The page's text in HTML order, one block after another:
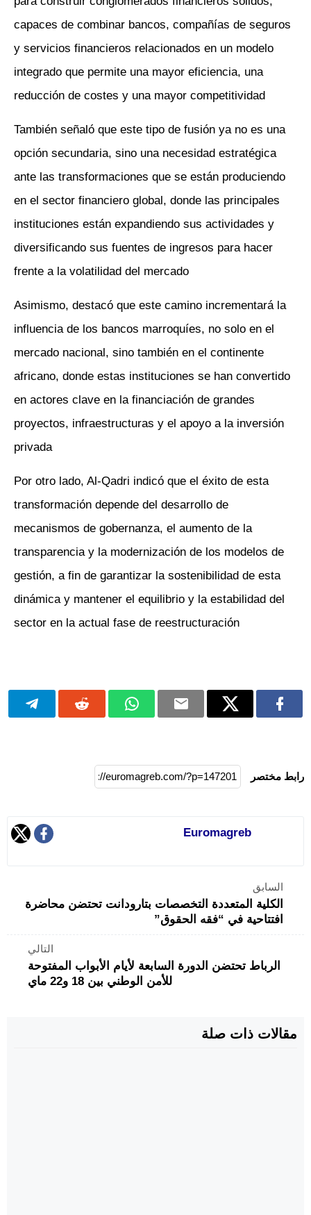
capaces de combinar bancos, compañías de seguros
y servicios financieros relacionados en un modelo
integrado que permite una mayor eficiencia, una
reducción de costes y una mayor competitividad
También señaló que este tipo de fusión ya no es una
opción secundaria, sino una necesidad estratégica
ante las transformaciones que se están produciendo
en el sector financiero global, donde las principales
instituciones están expandiendo sus actividades y
diversificando sus fuentes de ingresos para hacer
frente a la volatilidad del mercado
Asimismo, destacó que este camino incrementará la
influencia de los bancos marroquíes, no solo en el
mercado nacional, sino también en el continente
africano, donde estas instituciones se han convertido
en actores clave en la financiación de grandes
proyectos, infraestructuras y el apoyo a la inversión
privada
Por otro lado, Al-Qadri indicó que el éxito de esta
transformación depende del desarrollo de
mecanismos de gobernanza, el aumento de la
transparencia y la modernización de los modelos de
gestión, a fin de garantizar la sostenibilidad de esta
dinámica y mantener el equilibrio y la estabilidad del
sector en la actual fase de reestructuración
رابط مختصر
Euromagreb
السابق
الكلية المتعددة التخصصات بتارودانت تحتضن محاضرة
افتتاحية في “فقه الحقوق”
التالي
الرباط تحتضن الدورة السابعة لأيام الأبواب المفتوحة
للأمن الوطني بين 18 و22 ماي
مقالات ذات صلة